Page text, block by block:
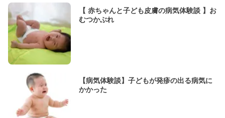
【 赤ちゃんと子ども皮膚の病気体験談 】お
むつかぶれ
【病気体験談】子どもが発疹の出る病気に
かかった